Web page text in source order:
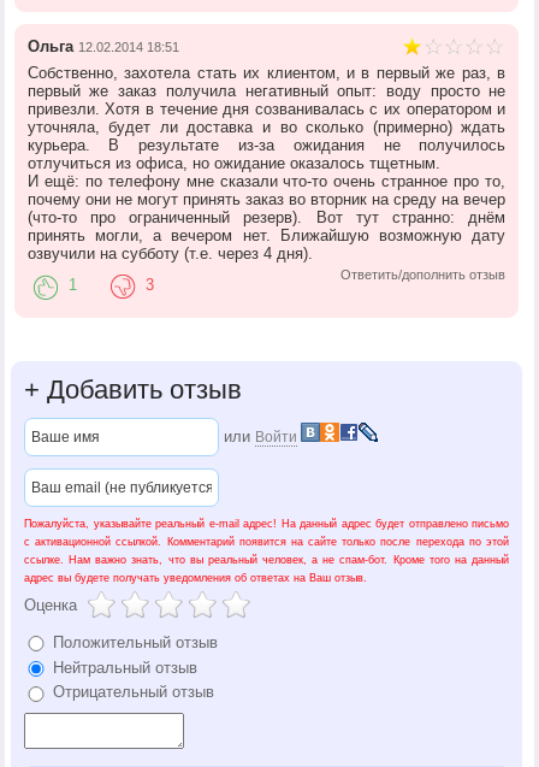
Ольга 12.02.2014 18:51
Собственно, захотела стать их клиентом, и в первый же раз, в
первый же заказ получила негативный опыт: воду просто не
привезли. Хотя в течение дня созванивалась с их оператором и
уточняла, будет ли доставка и во сколько (примерно) ждать
курьера. В результате из-за ожидания не получилось
отлучиться из офиса, но ожидание оказалось тщетным.
И ещё: по телефону мне сказали что-то очень странное про то,
почему они не могут принять заказ во вторник на среду на вечер
(что-то про ограниченный резерв). Вот тут странно: днём
принять могли, а вечером нет. Ближайшую возможную дату
озвучили на субботу (т.е. через 4 дня).
Ответить/дополнить отзыв
1 3
+ Добавить отзыв
или Войти
Пожалуйста, указывайте реальный e-mail адрес! На данный адрес будет отправлено письмо
с активационной ссылкой. Комментарий появится на сайте только после перехода по этой
ссылке. Нам важно знать, что вы реальный человек, а не спам-бот. Кроме того на данный
адрес вы будете получать уведомления об ответах на Ваш отзыв.
Оценка
Положительный отзыв
Нейтральный отзыв
Отрицательный отзыв